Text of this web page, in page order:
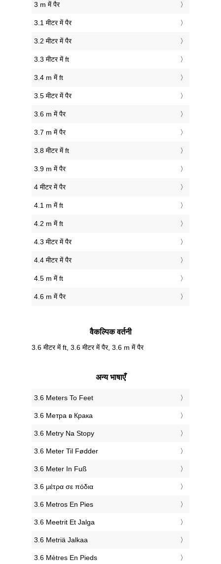
3 m में पैर
3.1 मीटर में पैर
3.2 मीटर में पैर
3.3 मीटर में ft
3.4 m में ft
3.5 मीटर में पैर
3.6 m में पैर
3.7 m में पैर
3.8 मीटर में ft
3.9 m में पैर
4 मीटर में पैर
4.1 m में ft
4.2 m में ft
4.3 मीटर में पैर
4.4 मीटर में पैर
4.5 m में ft
4.6 m में पैर
वैकल्पिक वर्तनी
3.6 मीटर में ft, 3.6 मीटर में पैर, 3.6 m में पैर
अन्य भाषाएँ
‎3.6 Meters To Feet
‎3.6 Метра в Крака
‎3.6 Metry Na Stopy
‎3.6 Meter Til Fødder
‎3.6 Meter In Fuß
‎3.6 μέτρα σε πόδια
‎3.6 Metros En Pies
‎3.6 Meetrit Et Jalga
‎3.6 Metriä Jalkaa
‎3.6 Mètres En Pieds